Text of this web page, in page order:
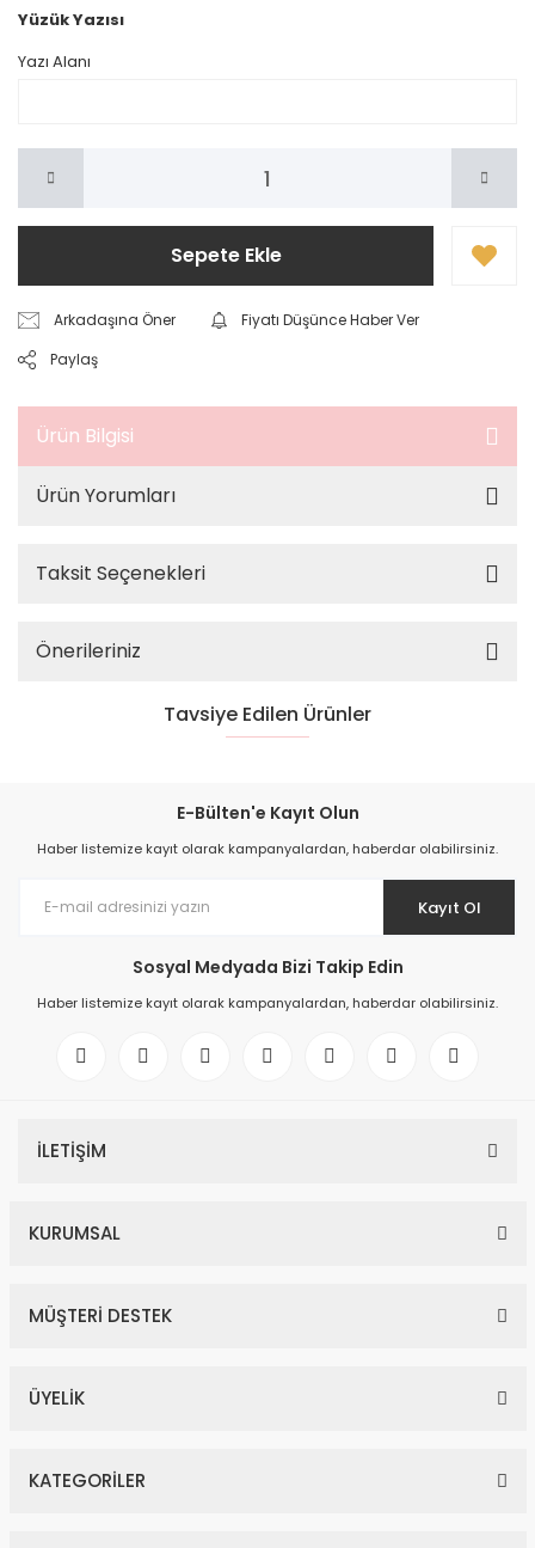
Yüzük Yazısı
Yazı Alanı
Sepete Ekle
Arkadaşına Öner
Fiyatı Düşünce Haber Ver
Paylaş
Ürün Bilgisi
Ürün Yorumları
Taksit Seçenekleri
Önerileriniz
Tavsiye Edilen Ürünler
266.000,00 TL
483.636,00 TL
E-Bülten'e Kayıt Olun
Haber listemize kayıt olarak kampanyalardan, haberdar olabilirsiniz.
Kayıt Ol
Sosyal Medyada Bizi Takip Edin
Haber listemize kayıt olarak kampanyalardan, haberdar olabilirsiniz.
İLETİŞİM
KURUMSAL
MÜŞTERİ DESTEK
ÜYELİK
KATEGORİLER